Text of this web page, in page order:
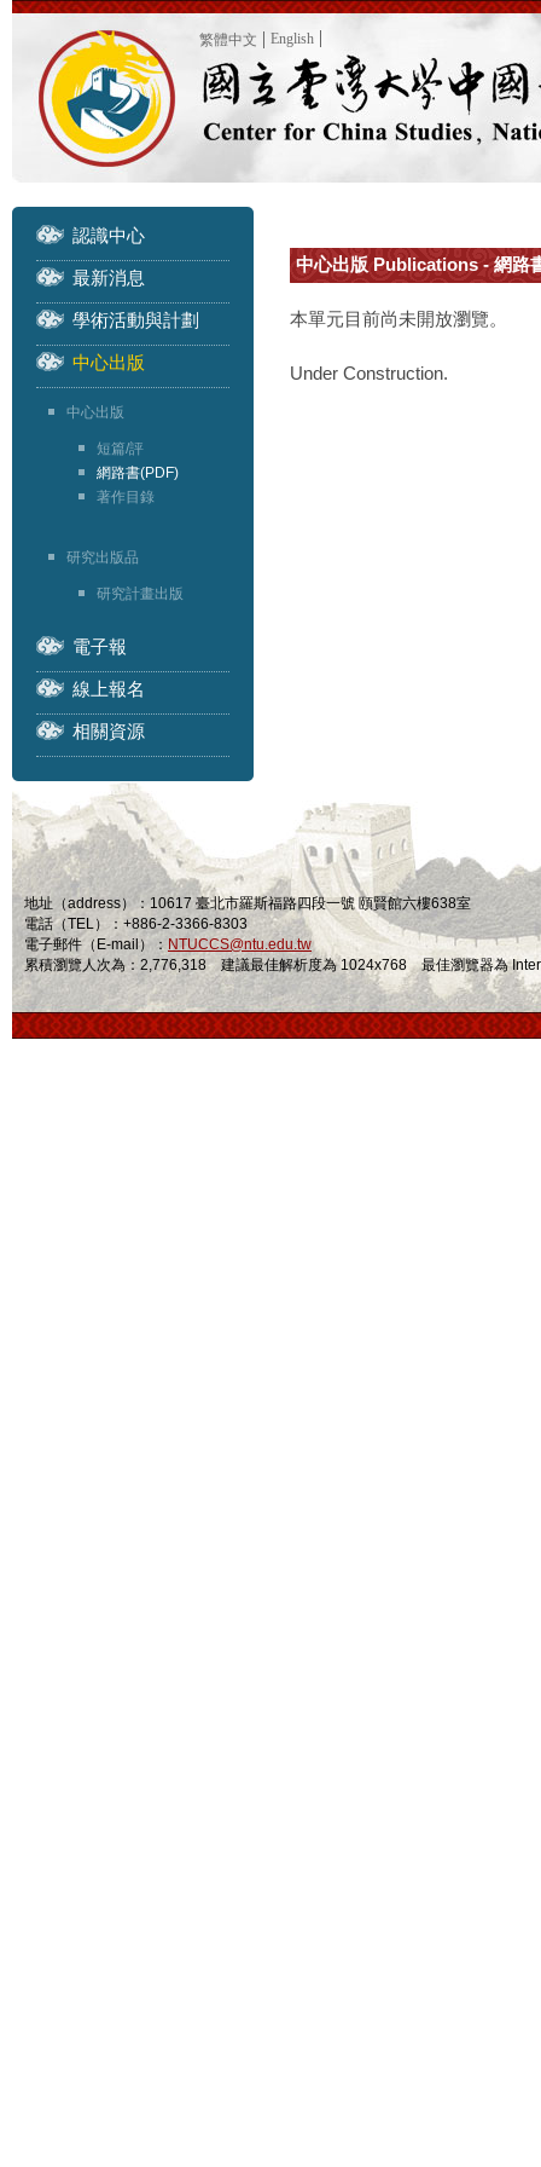
繁體中文 English
認識中心
最新消息
學術活動與計劃
中心出版
中心出版
短篇/評
網路書(PDF)
著作目錄
研究出版品
研究計畫出版
電子報
線上報名
相關資源
中心出版 Publications - 網路
本單元目前尚未開放瀏覽。
Under Construction.
地址（address）：10617 臺北市羅斯福路四段一號 頤賢館六樓638室
電話（TEL）：+886-2-3366-8303
電子郵件（E-mail）： NTUCCS@ntu.edu.tw
累積瀏覽人次為：2,776,318 建議最佳解析度為 1024x768 最佳瀏覽器為